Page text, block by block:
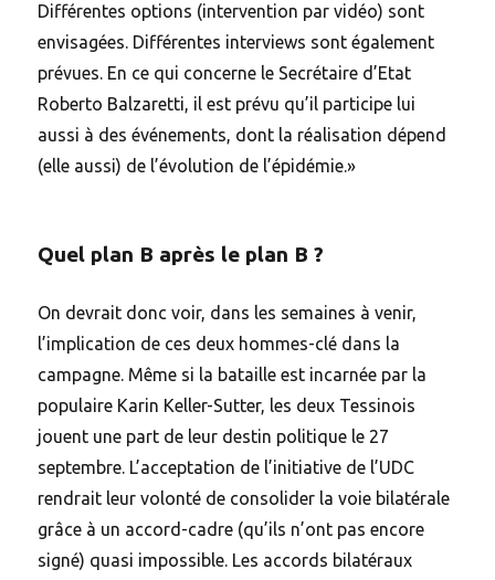
Différentes options (intervention par vidéo) sont
envisagées. Différentes interviews sont également
prévues. En ce qui concerne le Secrétaire d’Etat
Roberto Balzaretti, il est prévu qu’il participe lui
aussi à des événements, dont la réalisation dépend
(elle aussi) de l’évolution de l’épidémie.»
Quel plan B après le plan B ?
On devrait donc voir, dans les semaines à venir,
l’implication de ces deux hommes-clé dans la
campagne. Même si la bataille est incarnée par la
populaire Karin Keller-Sutter, les deux Tessinois
jouent une part de leur destin politique le 27
septembre. L’acceptation de l’initiative de l’UDC
rendrait leur volonté de consolider la voie bilatérale
grâce à un accord-cadre (qu’ils n’ont pas encore
signé) quasi impossible. Les accords bilatéraux